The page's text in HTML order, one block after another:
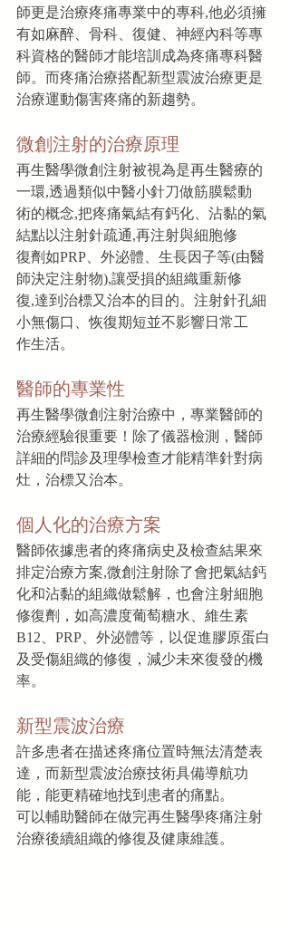
師更是治療疼痛專業中的專科,他必須擁
有如麻醉、骨科、復健、神經內科等專
科資格的醫師才能培訓成為疼痛專科醫
師。而疼痛治療搭配新型震波治療更是
治療運動傷害疼痛的新趨勢。
微創注射的治療原理
再生醫學微創注射被視為是再生醫療的
一環,透過類似中醫小針刀做筋膜鬆動
術的概念,把疼痛氣結有鈣化、沾黏的氣
結點以注射針疏通,再注射與細胞修
復劑如PRP、外泌體、生長因子等(由醫
師決定注射物),讓受損的組織重新修
復,達到治標又治本的目的。注射針孔細
小無傷口、恢復期短並不影響日常工
作生活。
醫師的專業性
再生醫學微創注射治療中，專業醫師的
治療經驗很重要！除了儀器檢測，醫師
詳細的問診及理學檢查才能精準針對病
灶，治標又治本。
個人化的治療方案
醫師依據患者的疼痛病史及檢查結果來
排定治療方案,微創注射除了會把氣結鈣
化和沾黏的組織做鬆解，也會注射細胞
修復劑，如高濃度葡萄糖水、維生素
B12、PRP、外泌體等，以促進膠原蛋白
及受傷組織的修復，減少未來復發的機
率。
新型震波治療
許多患者在描述疼痛位置時無法清楚表
達，而新型震波治療技術具備導航功
能，能更精確地找到患者的痛點。
可以輔助醫師在做完再生醫學疼痛注射
治療後續組織的修復及健康維護。